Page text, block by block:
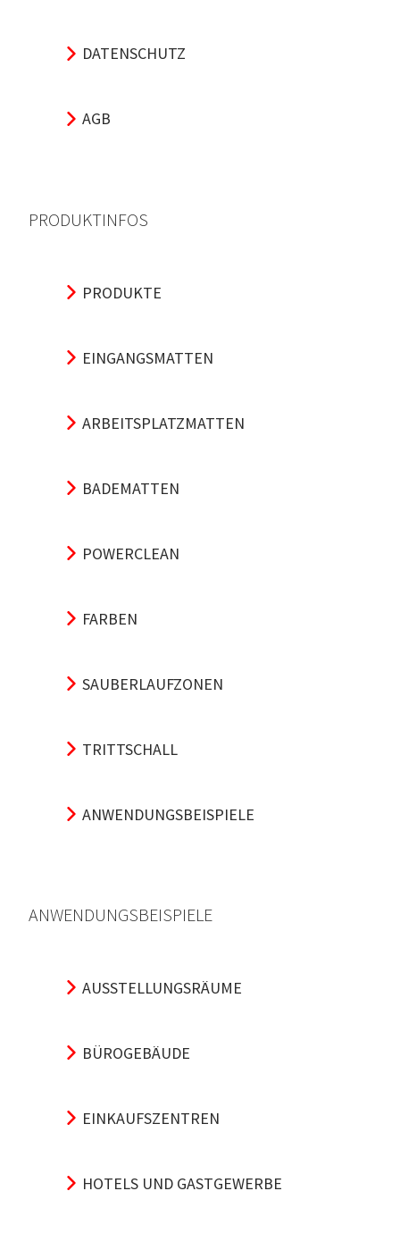
DATENSCHUTZ
AGB
PRODUKTINFOS
PRODUKTE
EINGANGSMATTEN
ARBEITSPLATZMATTEN
BADEMATTEN
POWERCLEAN
FARBEN
SAUBERLAUFZONEN
TRITTSCHALL
ANWENDUNGSBEISPIELE
ANWENDUNGSBEISPIELE
AUSSTELLUNGSRÄUME
BÜROGEBÄUDE
EINKAUFSZENTREN
HOTELS UND GASTGEWERBE